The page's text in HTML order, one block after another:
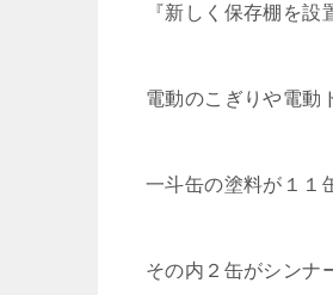
『新しく保存棚を
電動のこぎりや電動
一斗缶の塗料が１１
その内２缶がシンナ